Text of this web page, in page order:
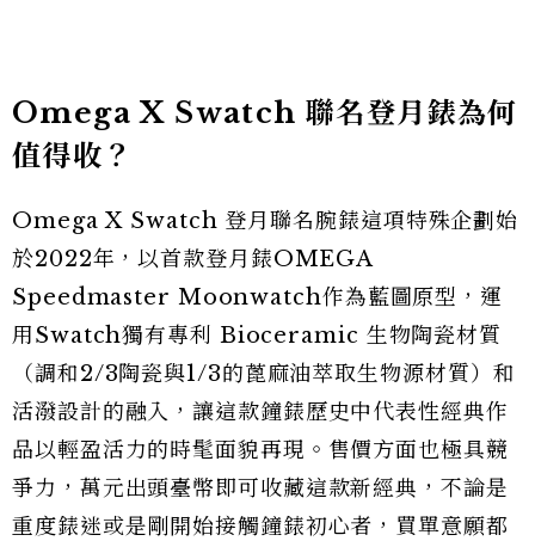
Omega X Swatch 聯名登月錶為何
值得收？
Omega X Swatch 登月聯名腕錶這項特殊企劃始
於2022年，以首款登月錶OMEGA
Speedmaster Moonwatch作為藍圖原型，運
用Swatch獨有專利 Bioceramic 生物陶瓷材質
（調和2/3陶瓷與1/3的蓖麻油萃取生物源材質）和
活潑設計的融入，讓這款鐘錶歷史中代表性經典作
品以輕盈活力的時髦面貌再現。售價方面也極具競
爭力，萬元出頭臺幣即可收藏這款新經典，不論是
重度錶迷或是剛開始接觸鐘錶初心者，買單意願都